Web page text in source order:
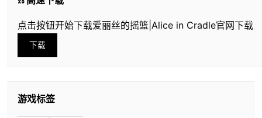
点击按钮开始下载爱丽丝的摇篮|Alice in Cradle官网下载
下载
游戏标签